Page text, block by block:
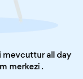
mevcuttur all day
merkezi.